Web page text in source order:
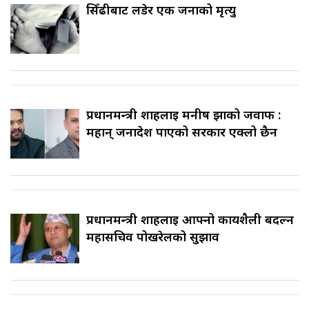
सिँढीबाट लडेर एक जनाको मृत्यु
प्रधानमन्त्री शाहलाई मनीष झाको जवाफ :
महान् जनादेश पाएको सरकार एक्लो छैन
प्रधानमन्त्री शाहलाई आफ्नो कार्यशैली बदल्न
महासचिव पोखरेलको सुझाव